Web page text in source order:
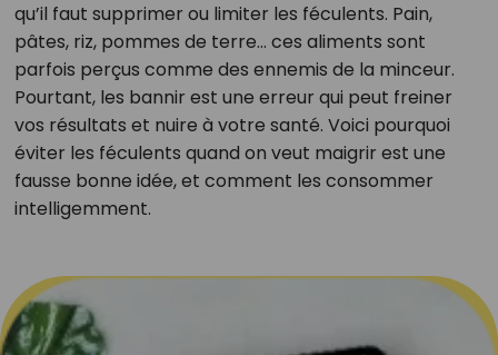
qu’il faut supprimer ou limiter les féculents. Pain,
pâtes, riz, pommes de terre… ces aliments sont
parfois perçus comme des ennemis de la minceur.
Pourtant, les bannir est une erreur qui peut freiner
vos résultats et nuire à votre santé. Voici pourquoi
éviter les féculents quand on veut maigrir est une
fausse bonne idée, et comment les consommer
intelligemment.